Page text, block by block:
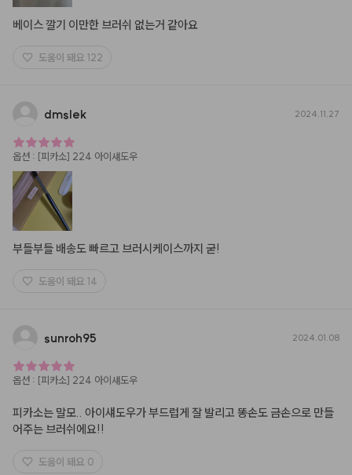
베이스 깔기 이만한 브러쉬 없는거 같아요
도움이 돼요 122
dmslek 2024.11.27
옵션 : [피카소] 224 아이섀도우
부들부들 배송도 빠르고 브러시케이스까지 굳!
도움이 돼요 14
sunroh95 2024.01.08
옵션 : [피카소] 224 아이섀도우
피카소는 말모.. 아이섀도우가 부드럽게 잘 발리고 똥손도 금손으로 만들
어주는 브러쉬에요!!
도움이 돼요 0